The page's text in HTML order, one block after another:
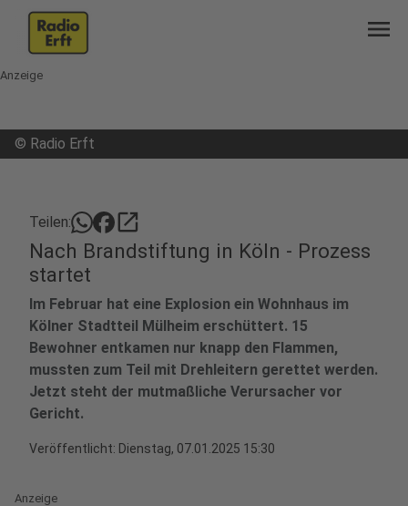
menu
Anzeige
© Radio Erft
Teilen: open_in_new
Nach Brandstiftung in Köln - Prozess
startet
Im Februar hat eine Explosion ein Wohnhaus im
Kölner Stadtteil Mülheim erschüttert. 15
Bewohner entkamen nur knapp den Flammen,
mussten zum Teil mit Drehleitern gerettet werden.
Jetzt steht der mutmaßliche Verursacher vor
Gericht.
Veröffentlicht: Dienstag, 07.01.2025 15:30
Anzeige